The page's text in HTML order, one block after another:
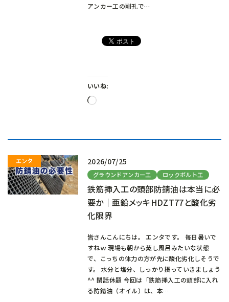
アンカー工の削孔で…
いいね:
読
2026/07/25
グラウンドアンカー工 ロックボルト工
鉄筋挿入工の頭部防錆油は本当に必
要か｜亜鉛メッキHDZT77と酸化劣
化限界
皆さんこんにちは。 エンタです。 毎日暑いで
すねｗ 現場も朝から蒸し風呂みたいな状態
で、こっちの体力の方が先に酸化劣化しそうで
す。 水分と塩分、しっかり摂っていきましょう
^^ 閑話休題 今回は「鉄筋挿入工の頭部に入れ
る防錆油（オイル）は、本…